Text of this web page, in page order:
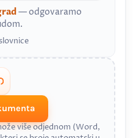
— odgovaramo
više odjednom (Word,